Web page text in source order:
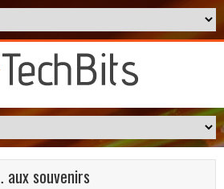
aux souvenirs